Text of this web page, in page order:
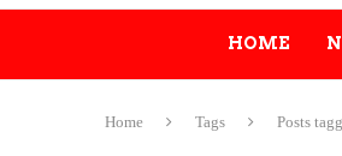
HOME
Home Tags Posts